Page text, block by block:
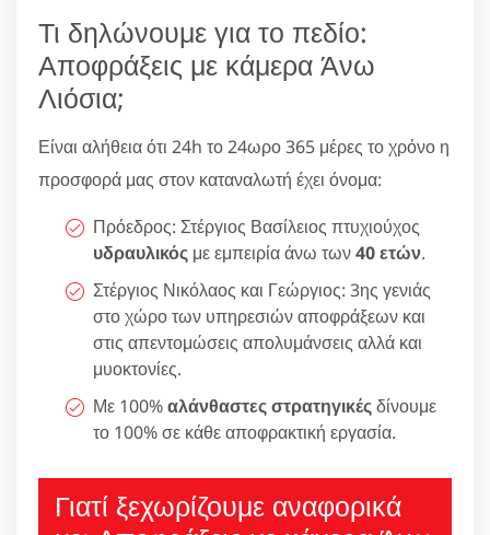
Τι δηλώνουμε για το πεδίο:
Αποφράξεις με κάμερα Άνω
Λιόσια;
Είναι αλήθεια ότι 24h το 24ωρο 365 μέρες το χρόνο η
προσφορά μας στον καταναλωτή έχει όνομα:
Πρόεδρος: Στέργιος Βασίλειος πτυχιούχος
υδραυλικός με εμπειρία άνω των40 ετών.
Στέργιος Νικόλαος και Γεώργιος: 3ης γενιάς
στο χώρο των υπηρεσιών αποφράξεων και
στις απεντομώσεις απολυμάνσεις αλλά και
μυοκτονίες.
Με 100%αλάνθαστες στρατηγικέςδίνουμε
το 100% σε κάθε αποφρακτική εργασία.
Γιατί ξεχωρίζουμε αναφορικά